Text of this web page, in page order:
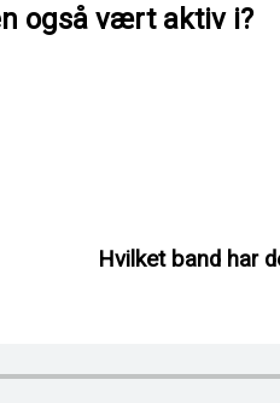
også vært aktiv i?
Hvilket band har